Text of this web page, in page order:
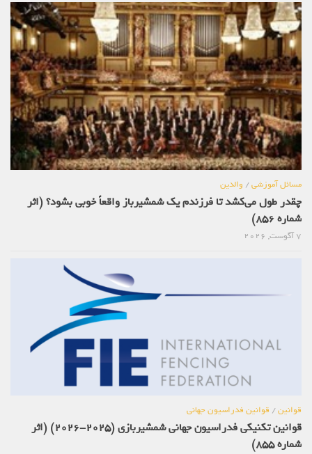
مسائل آموزشی/والدین
چقدر طول می‌کشد تا فرزندم یک شمشیرباز واقعاً خوبی بشود؟ (اثر
شماره 856)
قوانین/قوانین فدراسیون جهانی
قوانین تکنیکی فدراسیون جهانی شمشیربازی (2025-2026) (اثر
شماره 855)